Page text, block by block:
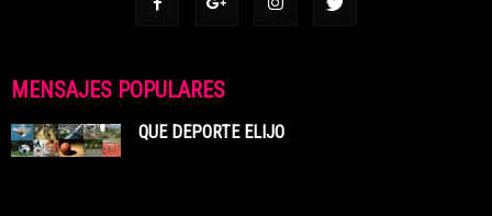
MENSAJES POPULARES
QUE DEPORTE ELIJO